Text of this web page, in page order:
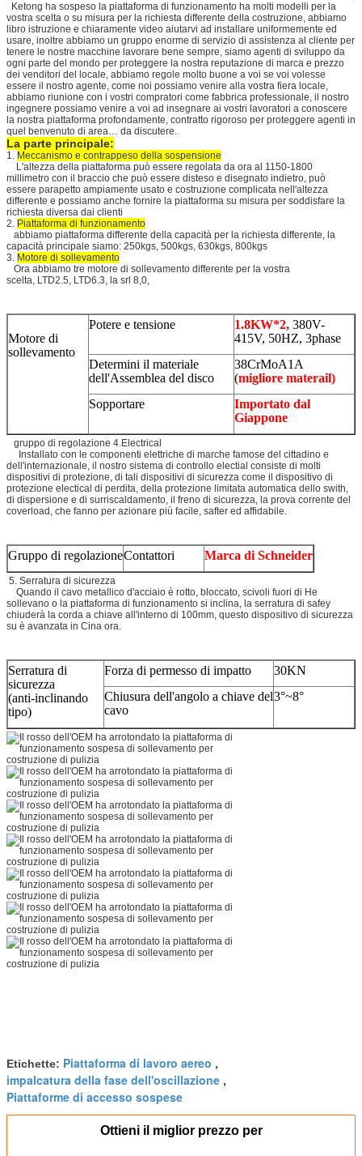
Ketong ha sospeso la piattaforma di funzionamento ha molti modelli per la
vostra scelta o su misura per la richiesta differente della costruzione, abbiamo
libro istruzione e chiaramente video aiutarvi ad installare uniformemente ed
usare, inoltre abbiamo un gruppo enorme di servizio di assistenza al cliente per
tenere le nostre macchine lavorare bene sempre, siamo agenti di sviluppo da
ogni parte del mondo per proteggere la nostra reputazione di marca e prezzo
dei venditori del locale, abbiamo regole molto buone a voi se voi volesse
essere il nostro agente, come noi possiamo venire alla vostra fiera locale,
abbiamo riunione con i vostri compratori come fabbrica professionale, il nostro
ingegnere possiamo venire a voi ad insegnare ai vostri lavoratori a conoscere
la nostra piattaforma profondamente, contratto rigoroso per proteggere agenti in
quel benvenuto di area… da discutere.
La parte principale:
1. Meccanismo e contrappeso della sospensione
L'altezza della piattaforma può essere regolata da ora al 1150-1800
millimetro con il braccio che può essere disteso e disegnato indietro, può
essere parapetto ampiamente usato e costruzione complicata nell'altezza
differente e possiamo anche fornire la piattaforma su misura per soddisfare la
richiesta diversa dai clienti
2. Piattaforma di funzionamento
abbiamo piattaforma differente della capacità per la richiesta differente, la
capacità principale siamo: 250kgs, 500kgs, 630kgs, 800kgs
3. Motore di sollevamento
Ora abbiamo tre motore di sollevamento differente per la vostra
scelta, LTD2.5, LTD6.3, la srl 8,0,
Motore di
sollevamento
Potere e tensione 1.8KW*2, 380V-
415V, 50HZ, 3phase
Determini il materiale
dell'Assemblea del disco
38CrMoA1A
(migliore materail)
Sopportare
Importato dal
Giappone
gruppo di regolazione 4.Electrical
Installato con le componenti elettriche di marche famose del cittadino e
dell'internazionale, il nostro sistema di controllo electial consiste di molti
dispositivi di protezione, di tali dispositivi di sicurezza come il dispositivo di
protezione electical di perdita, della protezione limitata automatica dello swith,
di dispersione e di surriscaldamento, il freno di sicurezza, la prova corrente del
coverload, che fanno per azionare più facile, safter ed affidabile.
Gruppo di regolazioneContattori Marca di Schneider
5. Serratura di sicurezza
Quando il cavo metallico d'acciaio è rotto, bloccato, scivoli fuori di He
sollevano o la piattaforma di funzionamento si inclina, la serratura di safey
chiuderà la corda a chiave all'interno di 100mm, questo dispositivo di sicurezza
su è avanzata in Cina ora.
Serratura di
sicurezza
(anti-inclinando
tipo)
Forza di permesso di impatto
30KN
Chiusura dell'angolo a chiave del
cavo
3°~8°
Etichette: Piattaforma di lavoro aereo ,
impalcatura della fase dell'oscillazione ,
Piattaforme di accesso sospese
Ottieni il miglior prezzo per